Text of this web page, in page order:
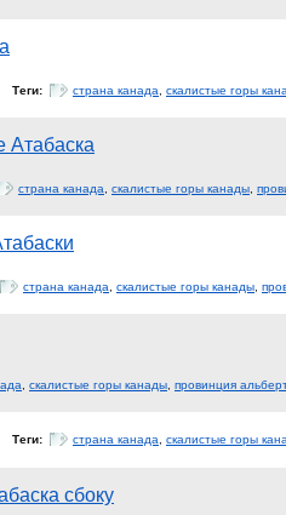
Теги: страна канада скалистые горы
Атабаска
страна канада скалистые горы канады
страна канада скалистые горы канады
скалистые горы канады провинция
Теги: страна канада скалистые горы
сбоку